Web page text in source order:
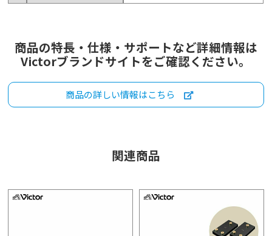
商品の特長・仕様・サポートなど詳細情報は
Victorブランドサイトをご確認ください。
商品の詳しい情報はこちら
関連商品